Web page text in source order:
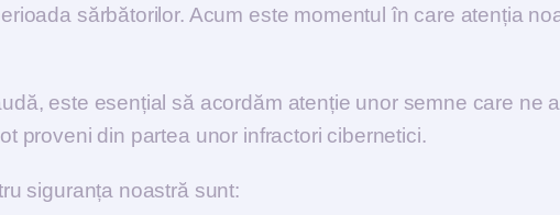
sărbătorilor. Acum este momentul în care atenția
este esențial să acordăm atenție unor semne care ne
proveni din partea unor infractori cibernetici.
siguranța noastră sunt: